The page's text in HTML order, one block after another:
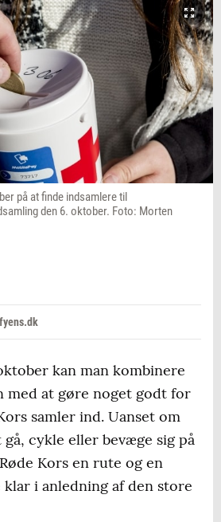
på at finde indsamlere til
den 6. oktober. Foto: Morten
kan man kombinere
med at gøre noget godt for
samler ind. Uanset om
cykle eller bevæge sig på
Kors en rute og en
klar i anledning af den store